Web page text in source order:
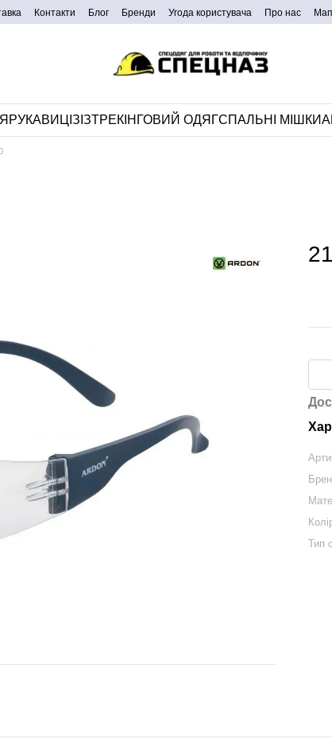
Контакти Блог Бренди Угода користувача Про нас
РУКАВИЦІ ЗІЗТРЕКІНГОВИЙ ОДЯГСПАЛЬНІ МІШКИ
Тип